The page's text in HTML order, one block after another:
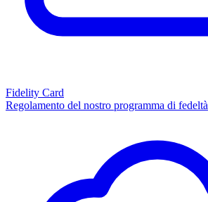
Fidelity Card
Regolamento del nostro programma di fedeltà